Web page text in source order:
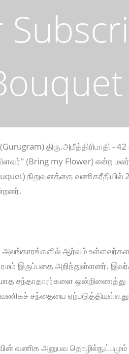
திரு.அமீத்திரிபாதி -
பிளவர்" (Bring my Flower) என்ற
நிறுவனத்தை
அலங்காரங்களில் ஆர்வம்
இருப்பதை அறிந்துள்ளனர்.
மாத சந்தாதாரர்களை ஒன்றிணைத்து
சந்தையை
வின் வணிக அனுபவ